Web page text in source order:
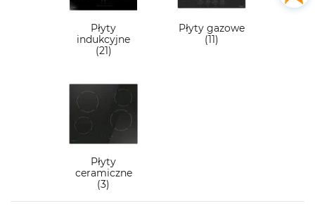
Płyty
indukcyjne
(21)
Płyty gazowe
(11)
Płyty
ceramiczne
(3)